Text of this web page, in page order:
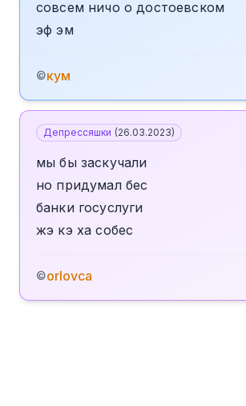
совсем ничо о достоевском
эф эм
©кум
Депрессяшки (26.03.2023)
мы бы заскучали
но придумал бес
банки госуслуги
жэ кэ ха собес
©orlovca